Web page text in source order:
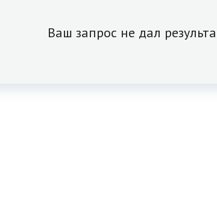
Ваш запрос не дал